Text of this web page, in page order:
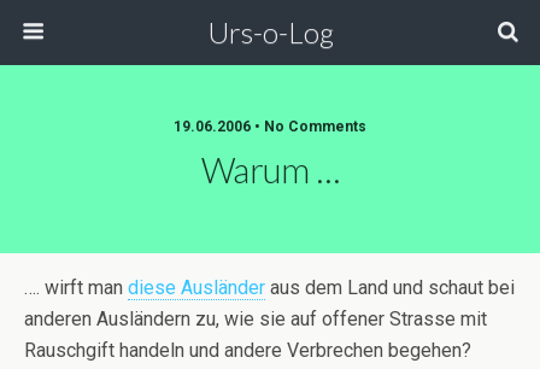
Urs-o-Log
19.06.2006 • No Comments
Warum …
…. wirft man diese Ausländer aus dem Land und schaut bei
anderen Ausländern zu, wie sie auf offener Strasse mit
Rauschgift handeln und andere Verbrechen begehen?